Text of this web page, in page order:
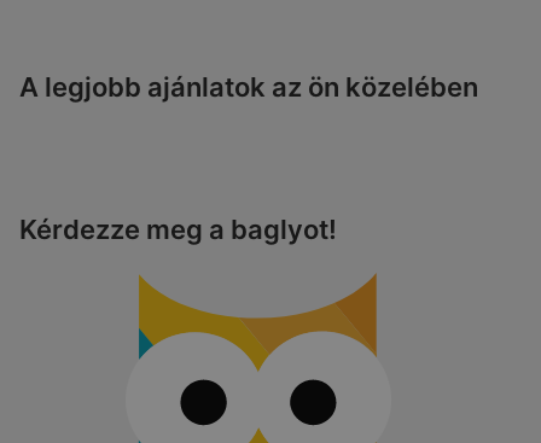
A legjobb ajánlatok az ön közelében
Kérdezze meg a baglyot!